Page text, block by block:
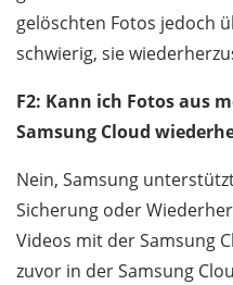
gelöschten Fotos jedoch
schwierig, sie
F2: Kann ich Fotos aus
Samsung Cloud
Nein, Samsung
Sicherung oder
Videos mit der Samsung
zuvor in der Samsung